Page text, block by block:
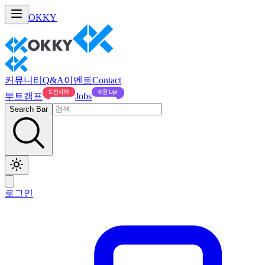
OKKY
커뮤니티 Q&A이벤트Contact
부트캠프
Jobs
Search Bar
로그인